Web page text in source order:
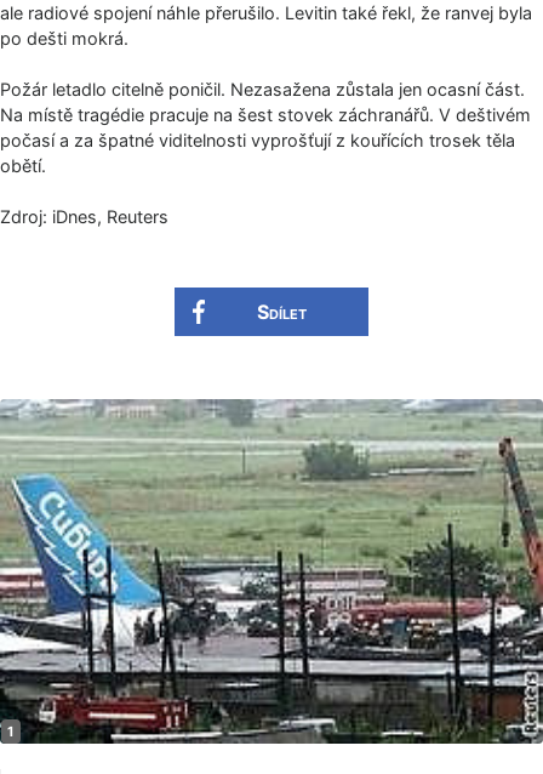
ale radiové spojení náhle přerušilo. Levitin také řekl, že ranvej byla
po dešti mokrá.
Požár letadlo citelně poničil. Nezasažena zůstala jen ocasní část.
Na místě tragédie pracuje na šest stovek záchranářů. V deštivém
počasí a za špatné viditelnosti vyprošťují z kouřících trosek těla
obětí.
Zdroj: iDnes, Reuters
Sdílet